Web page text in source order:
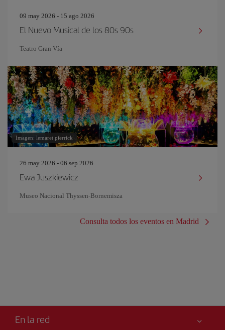
09 may 2026 - 15 ago 2026
El Nuevo Musical de los 80s 90s
Teatro Gran Vía
Imagen: lemaret pierrick
26 may 2026 - 06 sep 2026
Ewa Juszkiewicz
Museo Nacional Thyssen-Bornemisza
Consulta todos los eventos en Madrid
En la red